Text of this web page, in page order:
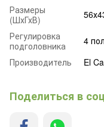
Размеры
(ШхГхВ)
Регулировка
подголовника
4
Производитель
El
Поделиться в